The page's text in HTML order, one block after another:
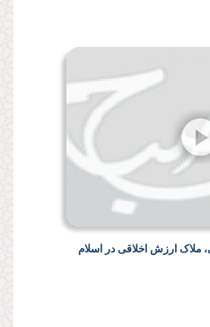
ملاک ارزش اخلاقی در اسلام